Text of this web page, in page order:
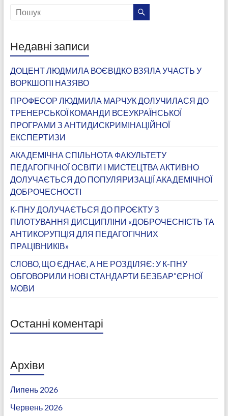
Недавні записи
ДОЦЕНТ ЛЮДМИЛА ВОЄВІДКО ВЗЯЛА УЧАСТЬ У
ВОРКШОПІ НАЗЯВО
ПРОФЕСОР ЛЮДМИЛА МАРЧУК ДОЛУЧИЛАСЯ ДО
ТРЕНЕРСЬКОЇ КОМАНДИ ВСЕУКРАЇНСЬКОЇ
ПРОГРАМИ З АНТИДИСКРИМІНАЦІЙНОЇ
ЕКСПЕРТИЗИ
АКАДЕМІЧНА СПІЛЬНОТА ФАКУЛЬТЕТУ
ПЕДАГОГІЧНОЇ ОСВІТИ І МИСТЕЦТВА АКТИВНО
ДОЛУЧАЄТЬСЯ ДО ПОПУЛЯРИЗАЦІЇ АКАДЕМІЧНОЇ
ДОБРОЧЕСНОСТІ
К-ПНУ ДОЛУЧАЄТЬСЯ ДО ПРОЄКТУ З
ПІЛОТУВАННЯ ДИСЦИПЛІНИ «ДОБРОЧЕСНІСТЬ ТА
АНТИКОРУПЦІЯ ДЛЯ ПЕДАГОГІЧНИХ
ПРАЦІВНИКІВ»
СЛОВО, ЩО ЄДНАЄ, А НЕ РОЗДІЛЯЄ: У К-ПНУ
ОБГОВОРИЛИ НОВІ СТАНДАРТИ БЕЗБАР”ЄРНОЇ
МОВИ
Останні коментарі
Архіви
Липень 2026
Червень 2026